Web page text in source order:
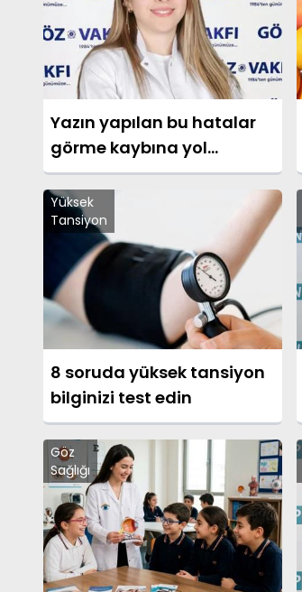
Yazın yapılan bu hatalar
görme kaybına yol
açabilir!
Yüksek
Tansiyon
8 soruda yüksek tansiyon
bilginizi test edin
Göz
Sağlığı